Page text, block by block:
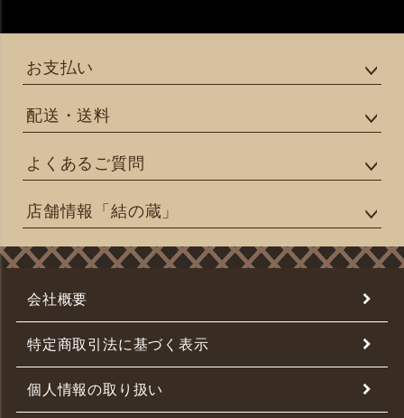
お支払い
配送・送料
よくあるご質問
店舗情報「結の蔵」
会社概要
特定商取引法に基づく表示
個人情報の取り扱い